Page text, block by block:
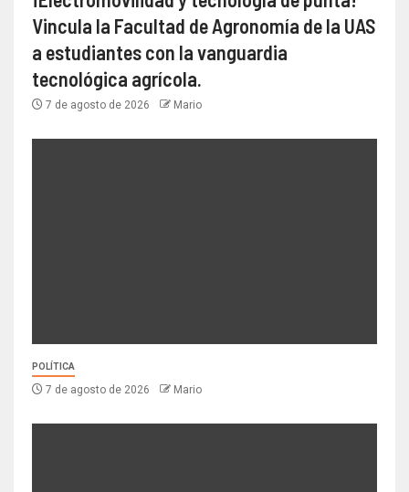
Vincula la Facultad de Agronomía de la UAS
a estudiantes con la vanguardia
tecnológica agrícola.
7 de agosto de 2026 Mario
POLÍTICA
7 de agosto de 2026 Mario